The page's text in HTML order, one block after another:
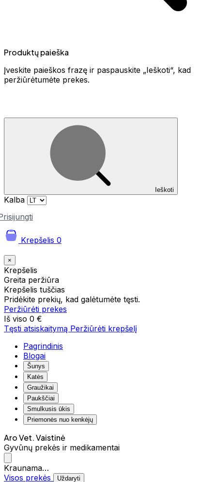
Produktų paieška
Įveskite paieškos frazę ir paspauskite „Ieškoti“, kad
peržiūrėtumėte prekes.
Ieškoti
Kalba
Krepšelis 0
×
Krepšelis
Greita peržiūra
Krepšelis tuščias
Pridėkite prekių, kad galėtumėte tęsti.
Peržiūrėti prekes
Iš viso 0 €
Tęsti atsiskaitymą Peržiūrėti krepšelį
Pagrindinis
Blogai
Šunys
Katės
Graužikai
Paukščiai
Smulkusis ūkis
Priemonės nuo kenkėjų
Aro Vet. Vaistinė
Gyvūnų prekės ir medikamentai
Kraunama…
Visos prekės
Uždaryti